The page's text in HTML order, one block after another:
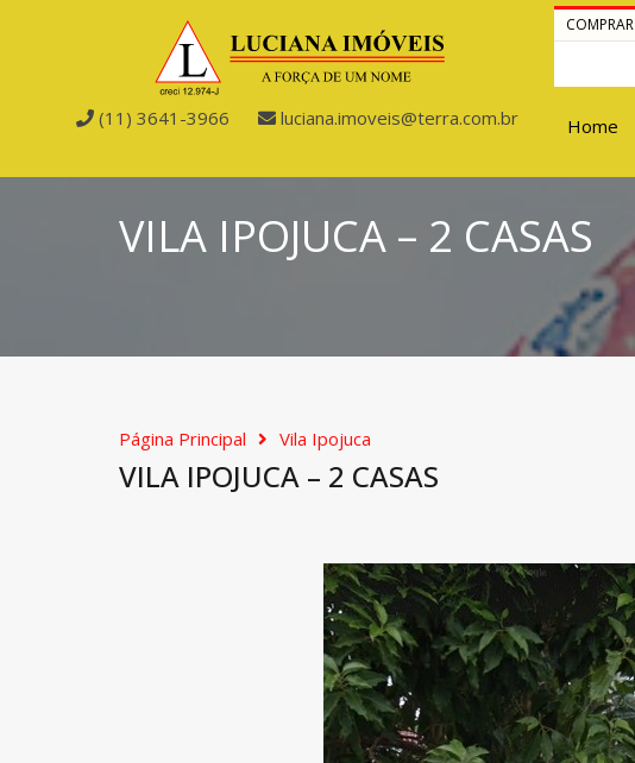
(11) 3641-3966 luciana.imoveis@terra.com.br
COMPRAR
Home
VILA IPOJUCA – 2 CASAS
Página Principal Vila Ipojuca
VILA IPOJUCA – 2 CASAS